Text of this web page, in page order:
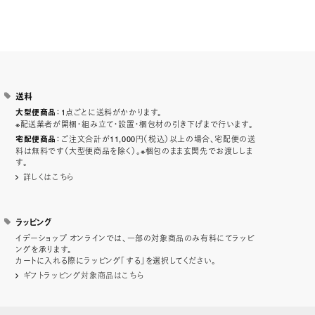
送料
大型便商品 ：1点ごとに送料がかかります。
※配送業者が開梱・組み立て・設置・梱包材の引き下げまで行います。
宅配便商品 ：ご注文合計が11,000円（税込）以上の場合、宅配便の送
料は無料です（大型便商品を除く）。※梱包のまま玄関先でお渡ししま
す。
詳しくはこちら
ラッピング
イデーショップ オンラインでは、一部の対象商品のみ有料にてラッピ
ングを承ります。
カートに入れる際にラッピング「する」を選択してください。
ギフトラッピング対象商品はこちら